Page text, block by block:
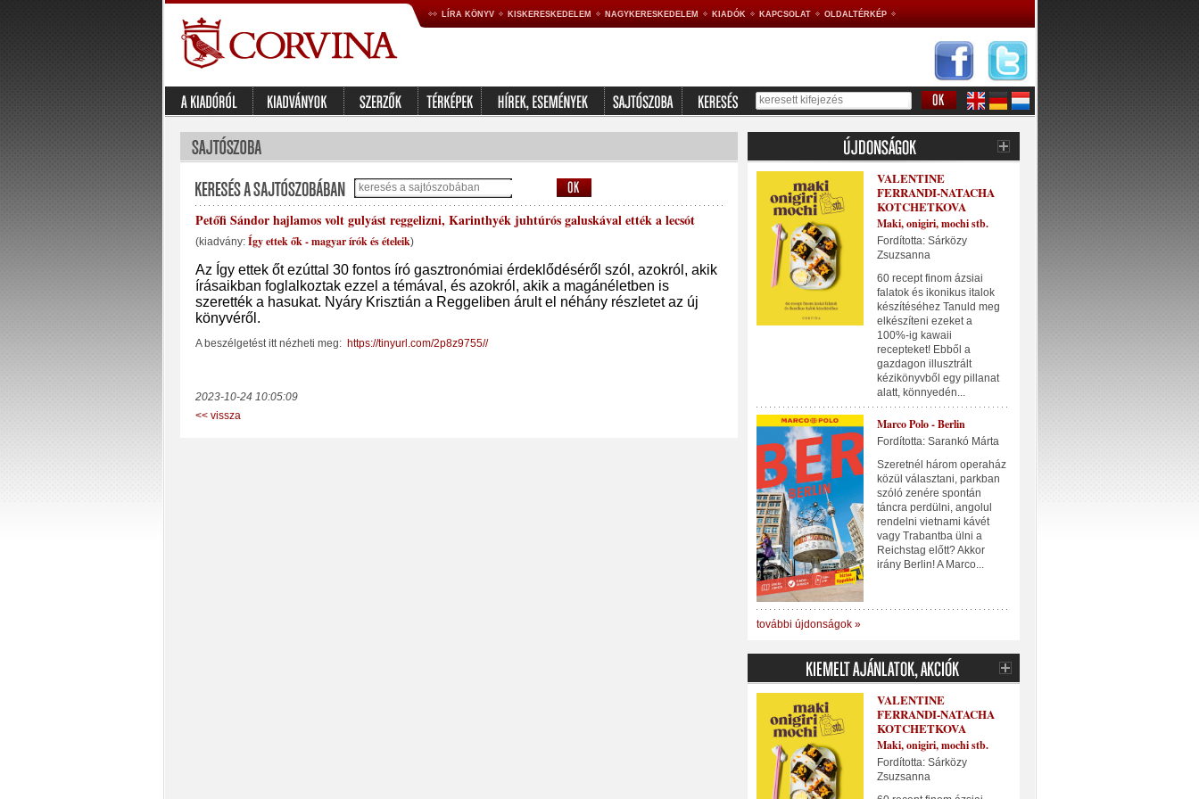
LÍRA KÖNYV KISKERESKEDELEM NAGYKERESKEDELEM KIADÓK KAPCSOLAT OLDALTÉRKÉP
Petőfi Sándor hajlamos volt gulyást reggelizni, Karinthyék juhtúrós galuskával ették a lecsót
(kiadvány: Így ettek ők - magyar írók és ételeik)
Az Így ettek őt ezúttal 30 fontos író gasztronómiai érdeklődéséről szól, azokról, akik
írásaikban foglalkoztak ezzel a témával, és azokról, akik a magánéletben is
szerették a hasukat. Nyáry Krisztián a Reggeliben árult el néhány részletet az új
könyvéről.
A beszélgetést itt nézheti meg: https://tinyurl.com/2p8z9755//
2023-10-24 10:05:09
<< vissza
VALENTINE
FERRANDI-NATACHA
KOTCHETKOVA
Maki, onigiri, mochi stb.
Fordította: Sárközy
Zsuzsanna
60 recept finom ázsiai
falatok és ikonikus italok
készítéséhez Tanuld meg
elkészíteni ezeket a
100%-ig kawaii
recepteket! Ebből a
gazdagon illusztrált
kézikönyvből egy pillanat
alatt, könnyedén...
Marco Polo - Berlin
Fordította: Sarankó Márta
Szeretnél három operaház
közül választani, parkban
szóló zenére spontán
táncra perdülni, angolul
rendelni vietnami kávét
vagy Trabantba ülni a
Reichstag előtt? Akkor
irány Berlin! A Marco...
további újdonságok »
VALENTINE
FERRANDI-NATACHA
KOTCHETKOVA
Maki, onigiri, mochi stb.
Fordította: Sárközy
Zsuzsanna